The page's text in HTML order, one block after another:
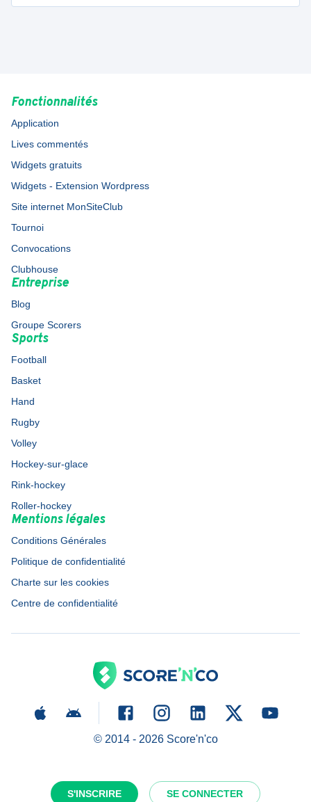
S'INSCRIRE SE CONNECTER
Fonctionnalités
Application
Lives commentés
Widgets gratuits
Widgets - Extension Wordpress
Site internet MonSiteClub
Tournoi
Convocations
Clubhouse
Entreprise
Blog
Groupe Scorers
Sports
Football
Basket
Hand
Rugby
Volley
Hockey-sur-glace
Rink-hockey
Roller-hockey
Mentions légales
Conditions Générales
Politique de confidentialité
Charte sur les cookies
Centre de confidentialité
© 2014 - 2026Score'n'co